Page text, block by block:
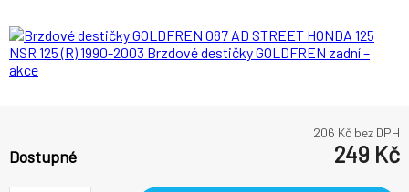
206 Kč bez DPH
Dostupné 249 Kč